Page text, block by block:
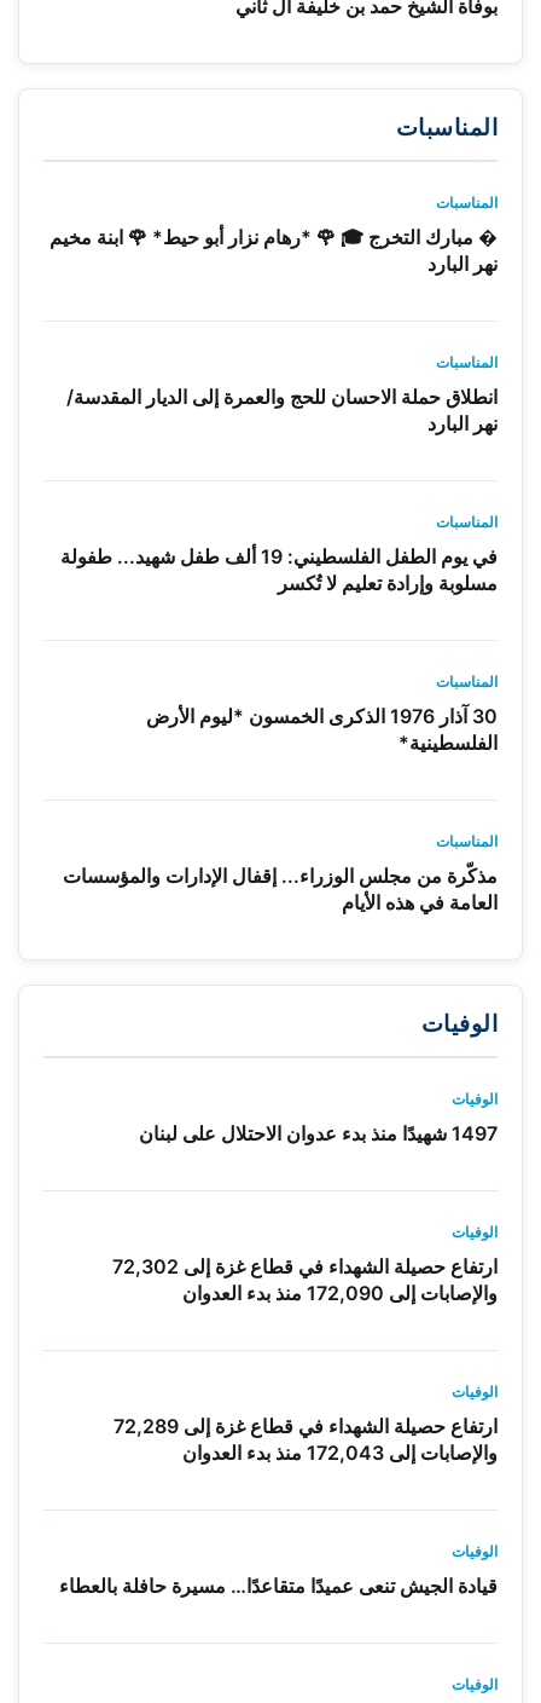
بوفاة الشيخ حمد بن خليفة آل ثاني
المناسبات
المناسبات
� مبارك التخرج 🎓 🌹 *رهام نزار أبو حيط* 🌹 ابنة مخيم
نهر البارد
المناسبات
انطلاق حملة الاحسان للحج والعمرة إلى الديار المقدسة/
نهر البارد
المناسبات
في يوم الطفل الفلسطيني: 19 ألف طفل شهيد... طفولة
مسلوبة وإرادة تعليم لا تُكسر
المناسبات
30 آذار 1976 الذكرى الخمسون *ليوم الأرض
الفلسطينية*
المناسبات
مذكّرة من مجلس الوزراء... إقفال الإدارات والمؤسسات
العامة في هذه الأيام
الوفيات
الوفيات
1497 شهيدًا منذ بدء عدوان الاحتلال على لبنان
الوفيات
ارتفاع حصيلة الشهداء في قطاع غزة إلى 72,302
والإصابات إلى 172,090 منذ بدء العدوان
الوفيات
ارتفاع حصيلة الشهداء في قطاع غزة إلى 72,289
والإصابات إلى 172,043 منذ بدء العدوان
الوفيات
قيادة الجيش تنعى عميدًا متقاعدًا… مسيرة حافلة بالعطاء
الوفيات